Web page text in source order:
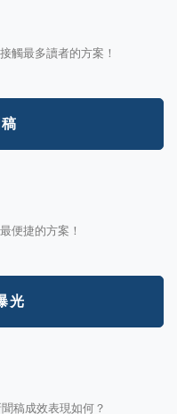
觸最多讀者的方案！
便捷的方案！
光
稿成效表現如何？